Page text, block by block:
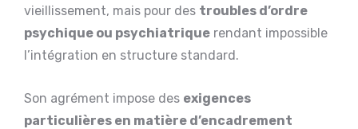
vieillissement, mais pour des troubles d’ordre
psychique ou psychiatrique rendant impossible
l’intégration en structure standard.
Son agrément impose des exigences
particulières en matière d’encadrement